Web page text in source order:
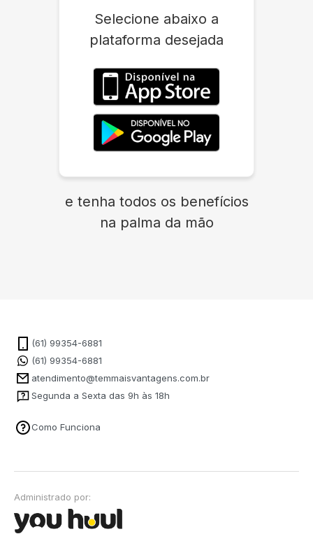
e tenha todos os benefícios
na palma da mão
Selecione abaixo a
plataforma desejada
(61) 99354-6881
(61) 99354-6881
atendimento@temmaisvantagens.com.br
Segunda a Sexta das 9h às 18h
Como Funciona
Administrado por: